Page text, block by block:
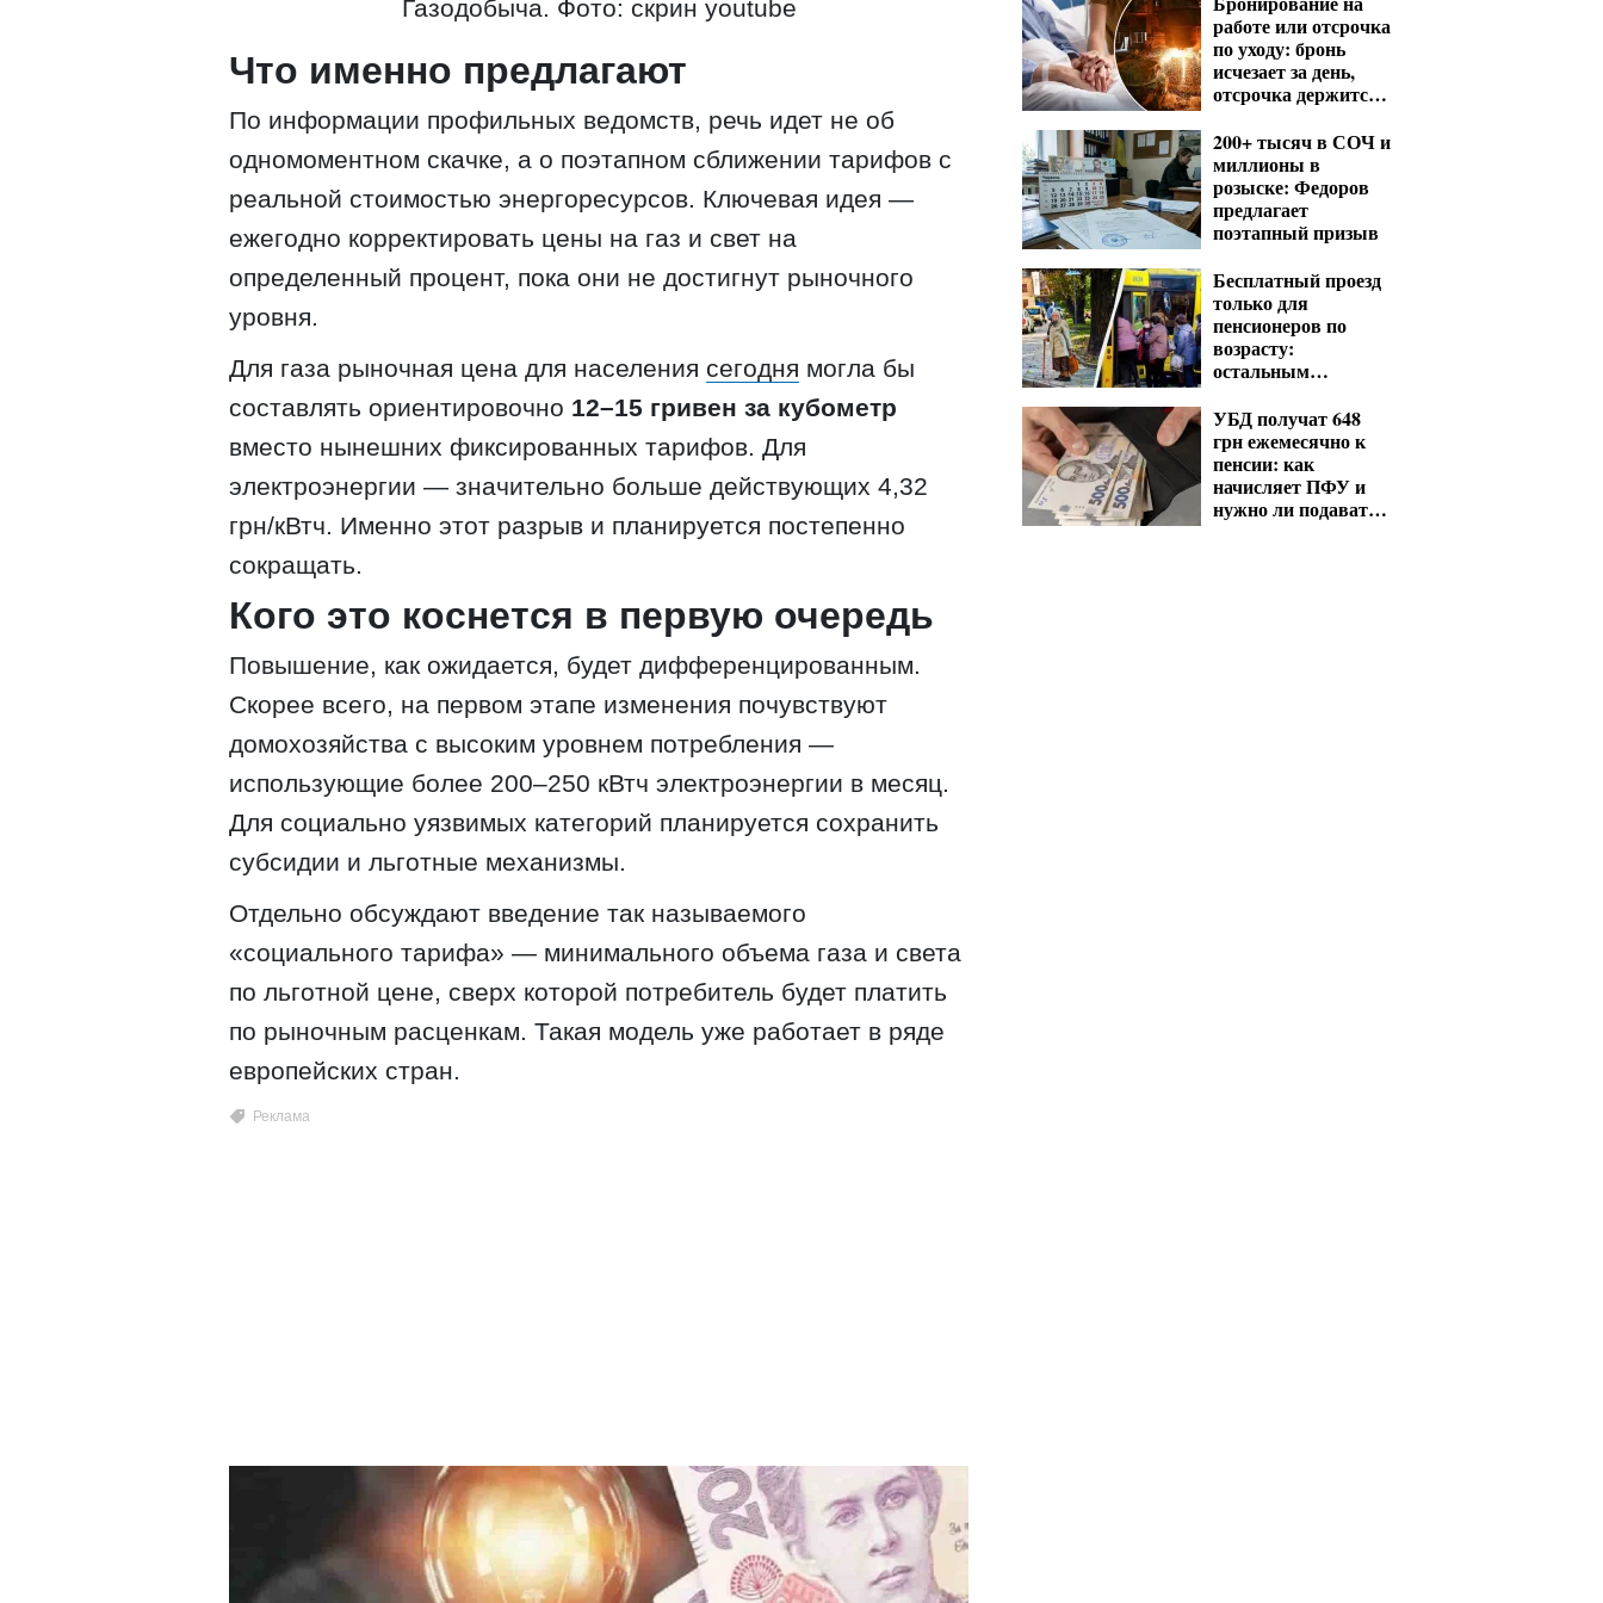
Газодобыча. Фото: скрин youtube
Что именно предлагают
По информации профильных ведомств, речь идет не об
одномоментном скачке, а о поэтапном сближении тарифов с
реальной стоимостью энергоресурсов. Ключевая идея —
ежегодно корректировать цены на газ и свет на
определенный процент, пока они не достигнут рыночного
уровня.
Для газа рыночная цена для населения сегодня могла бы
составлять ориентировочно 12–15 гривен за кубометр
вместо нынешних фиксированных тарифов. Для
электроэнергии — значительно больше действующих 4,32
грн/кВтч. Именно этот разрыв и планируется постепенно
сокращать.
Кого это коснется в первую очередь
Повышение, как ожидается, будет дифференцированным.
Скорее всего, на первом этапе изменения почувствуют
домохозяйства с высоким уровнем потребления —
использующие более 200–250 кВтч электроэнергии в месяц.
Для социально уязвимых категорий планируется сохранить
субсидии и льготные механизмы.
Отдельно обсуждают введение так называемого
«социального тарифа» — минимального объема газа и света
по льготной цене, сверх которой потребитель будет платить
по рыночным расценкам. Такая модель уже работает в ряде
европейских стран.
работе или отсрочка
по уходу: бронь
исчезает за день,
отсрочка держится
200+ тысяч в СОЧ и
миллионы в
розыске: Федоров
предлагает
поэтапный призыв
Бесплатный проезд
только для
пенсионеров по
возрасту:
остальным
несмотря на
удостоверение
УБД получат 648
грн ежемесячно к
пенсии: как
начисляет ПФУ и
нужно ли подавать